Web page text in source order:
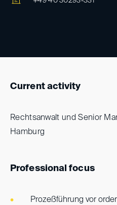
Current activity
Rechtsanwalt und Senior
Hamburg
Professional focus
Prozeßführung vor